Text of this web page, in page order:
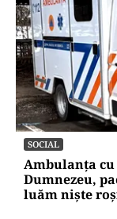
SOCIAL
Ambulanța cu
Dumnezeu,
luăm niște